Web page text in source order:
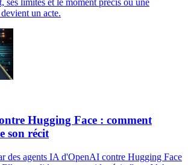
ses limites et le moment précis où une
un acte.
Hugging Face : comment
son récit
des agents IA d'OpenAI contre Hugging Face